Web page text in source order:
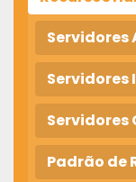
Servidores
Servidores
Servidores
Padrão de